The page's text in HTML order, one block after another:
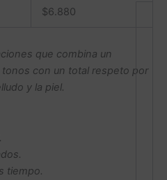
$6.880
que combina un
con un total respeto por
y la piel.
tiempo.